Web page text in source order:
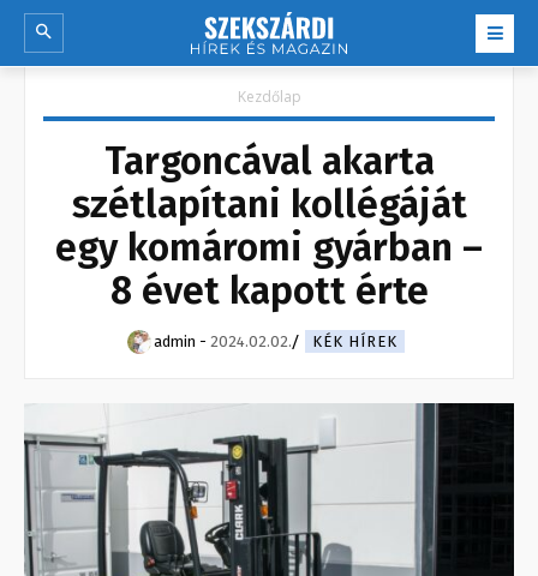
Kezdőlap
Targoncával akarta
szétlapítani kollégáját
egy komáromi gyárban –
8 évet kapott érte
admin - 2024.02.02. KÉK HÍREK